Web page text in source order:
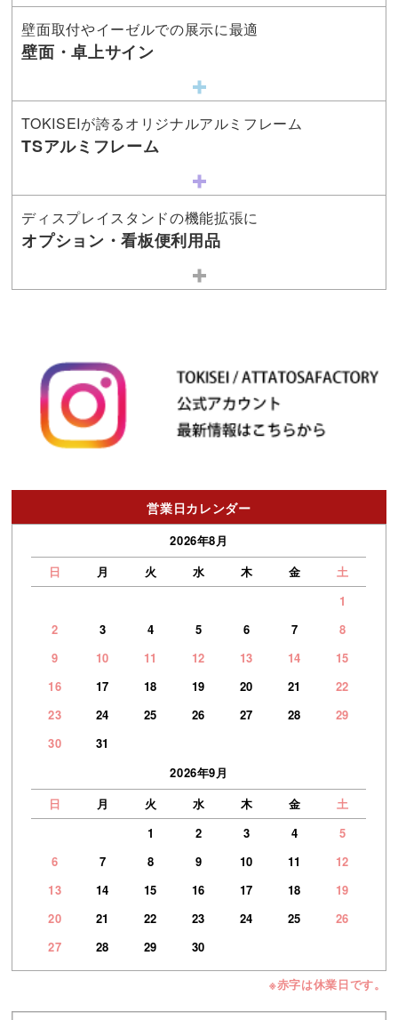
壁面取付やイーゼルでの展示に最適
壁面・卓上サイン
TOKISEIが誇るオリジナルアルミフレーム
TSアルミフレーム
ディスプレイスタンドの機能拡張に
オプション・看板便利用品
営業日カレンダー
2026年8月
日
月 火 水 木 金
土
1
2
3 4 5 6 7
8
9
10 11 12 13 14
15
16
17 18 19 20 21
22
23
24 25 26 27 28
29
30
31
2026年9月
日
月 火 水 木 金
土
1
2 3 4
5
6
7 8 9 10 11
12
13
14 15 16 17 18
19
20
21 22 23 24 25
26
27
28 29 30
※赤字は休業日です。